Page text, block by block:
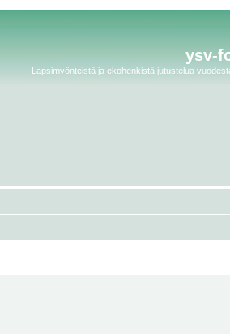
ysv-
Lapsimyönteistä ja ekohenkistä jutustelua